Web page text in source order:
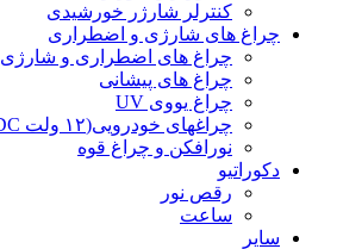
کنترلر شارژر خورشیدی
چراغ های شارژی و اضطراری
چراغ های اضطراری و شارژی
چراغ های پیشانی
چراغ یووی UV
چراغهای خودرویی(۱۲ ولت DC)
نورافکن و چراغ قوه
دکوراتیو
رقص نور
ساعت
سایر